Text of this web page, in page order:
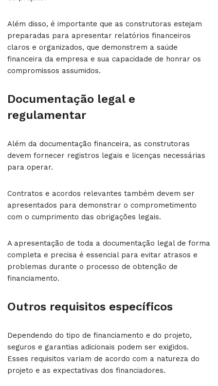
Além disso, é importante que as construtoras estejam
preparadas para apresentar relatórios financeiros
claros e organizados, que demonstrem a saúde
financeira da empresa e sua capacidade de honrar os
compromissos assumidos.
Documentação legal e
regulamentar
Além da documentação financeira, as construtoras
devem fornecer registros legais e licenças necessárias
para operar.
Contratos e acordos relevantes também devem ser
apresentados para demonstrar o comprometimento
com o cumprimento das obrigações legais.
A apresentação de toda a documentação legal de forma
completa e precisa é essencial para evitar atrasos e
problemas durante o processo de obtenção de
financiamento.
Outros requisitos específicos
Dependendo do tipo de financiamento e do projeto,
seguros e garantias adicionais podem ser exigidos.
Esses requisitos variam de acordo com a natureza do
projeto e as expectativas dos financiadores.